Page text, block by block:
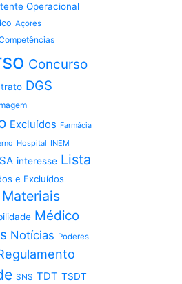
Operacional
Açores
Concurso
DGS
Excluídos Farmácia
Hospital INEM
interesse Lista
e Excluídos
Materiais
Médico
Notícias Poderes
SNS TDT TSDT